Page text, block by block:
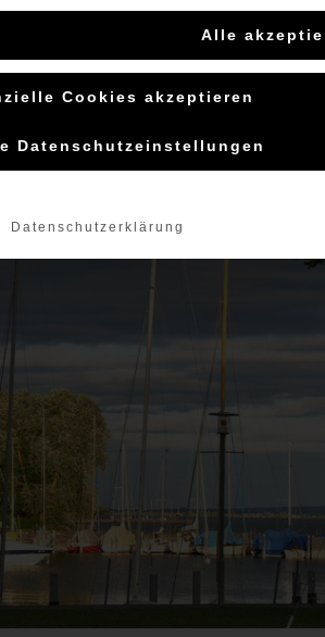
Radolfzell
Alle
Cookies akzeptieren
Datenschutzeinstellungen
Datenschutzerklärung